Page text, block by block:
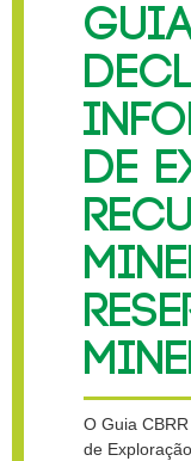
DE
O Guia
de